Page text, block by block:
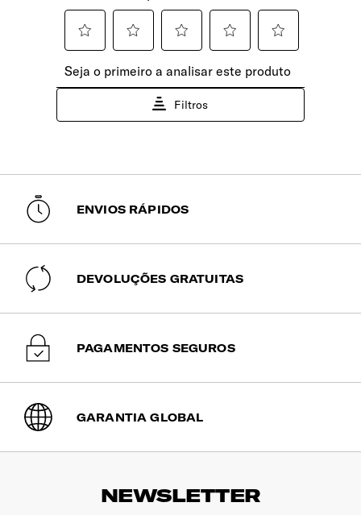
Exterior e Interior
100% do peso do tecido exterior é feito de nylon balístico
reciclado. 100% do peso do forro é feito de plástico PET
reciclado, reutilizando o equivalente a 5 garrafas (0,5L -
Etiqueta de Personalização e Autocolantes
Sim
Ajustável e removível para maior conforto.
Encaixe Pega Extensível
Permite o encaixe do saco na pega extensível da mala de
viagem.
INTERIOR
Excelente abertura. Com organização ampla.
(6 a 10 dias úteis)
um tempo estimado de entrega entre 6 a 10
ENVIOS RÁPIDOS
DEVOLUÇÕES GRATUITAS
PAGAMENTOS SEGUROS
GARANTIA GLOBAL
NEWSLETTER